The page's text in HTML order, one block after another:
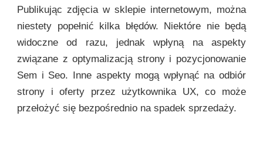
Publikując zdjęcia w sklepie internetowym, można
niestety popełnić kilka błędów. Niektóre nie będą
widoczne od razu, jednak wpłyną na aspekty
związane z optymalizacją strony i pozycjonowanie
Sem i Seo. Inne aspekty mogą wpłynąć na odbiór
strony i oferty przez użytkownika UX, co może
przełożyć się bezpośrednio na spadek sprzedaży.